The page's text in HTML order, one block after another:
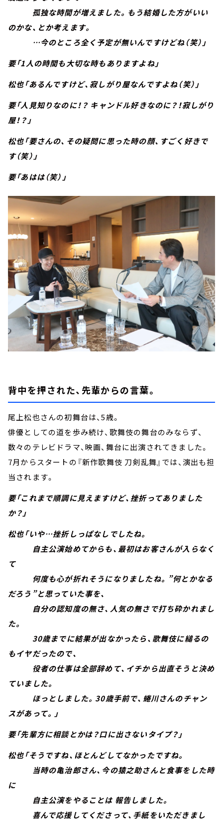
孤独な時間が増えました。もう結婚した方がいい
のかな、とか考えます。
…今のところ全く予定が無いんですけどね（笑）」
要「1人の時間も大切な時もありますよね」
松也「あるんですけど、寂しがり屋なんですよね（笑）」
要「人見知りなのに！？ キャンドル好きなのに？！寂しがり
屋！？」
松也「要さんの、その疑問に思った時の顔、すごく好きで
す（笑）」
要「あはは（笑）」
背中を押された、先輩からの言葉。
尾上松也さんの初舞台は、5歳。
俳優としての道を歩み続け、歌舞伎の舞台のみならず、
数々のテレビドラマ、映画、舞台に出演されてきました。
7月からスタートの『新作歌舞伎 刀剣乱舞』では、演出も担
当されます。
要「これまで順調に見えますけど、挫折ってありました
か？」
松也「いや…挫折しっぱなしでしたね。
自主公演始めてからも、最初はお客さんが入らなく
て
何度も心が折れそうになりましたね。”何とかなる
だろう”と思っていた事を、
自分の認知度の無さ、人気の無さで打ち砕かれまし
た。
30歳までに結果が出なかったら、歌舞伎に縋るの
もイヤだったので、
役者の仕事は全部辞めて、イチから出直そうと決め
ていました。
ほっとしました。30歳手前で、蜷川さんのチャン
スがあって。」
要「先輩方に相談とかは？口に出さないタイプ？」
松也「そうですね、ほとんどしてなかったですね。
当時の亀治郎さん、今の猿之助さんと食事をした時
に
自主公演をやることは 報告しました。
喜んで応援してくださって、手紙をいただきまし